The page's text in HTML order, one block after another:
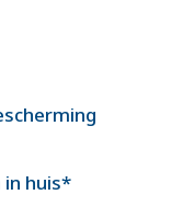
huis*